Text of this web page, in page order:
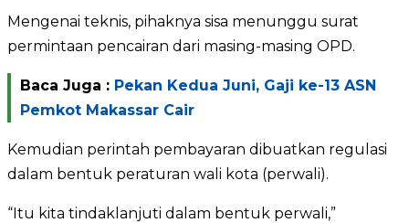
Mengenai teknis, pihaknya sisa menunggu surat
permintaan pencairan dari masing-masing OPD.
Baca Juga : Pekan Kedua Juni, Gaji ke-13 ASN
Pemkot Makassar Cair
Kemudian perintah pembayaran dibuatkan regulasi
dalam bentuk peraturan wali kota (perwali).
“Itu kita tindaklanjuti dalam bentuk perwali,”